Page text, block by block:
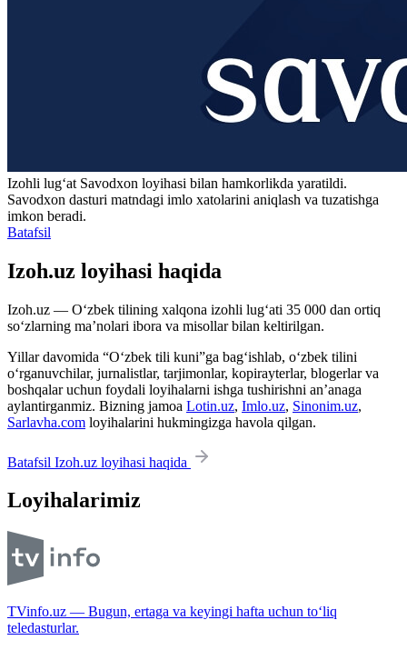
Izohli lugʻat Savodxon loyihasi bilan hamkorlikda yaratildi.
Savodxon dasturi matndagi imlo xatolarini aniqlash va tuzatishga
imkon beradi.
Batafsil
Izoh.uz loyihasi haqida
Izoh.uz — O‘zbek tilining xalqona izohli lug‘ati 35 000 dan ortiq
so‘zlarning ma’nolari ibora va misollar bilan keltirilgan.
Yillar davomida “O‘zbek tili kuni”ga bag‘ishlab, o‘zbek tilini
o‘rganuvchilar, jurnalistlar, tarjimonlar, kopirayterlar, blogerlar va
boshqalar uchun foydali loyihalarni ishga tushirishni an’anaga
aylantirganmiz. Bizning jamoa Lotin.uz, Imlo.uz, Sinonim.uz,
Sarlavha.com loyihalarini hukmingizga havola qilgan.
Batafsil Izoh.uz loyihasi haqida
Loyihalarimiz
TVinfo.uz — Bugun, ertaga va keyingi hafta uchun to‘liq
teledasturlar.